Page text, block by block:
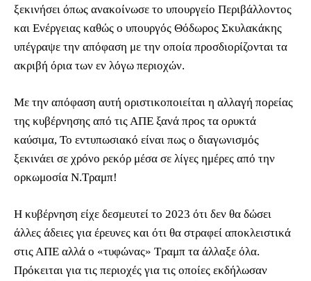
ξεκινήσει όπως ανακοίνωσε το υπουργείο Περιβάλλοντος
και Ενέργειας καθώς ο υπουργός Θόδωρος Σκυλακάκης
υπέγραψε την απόφαση με την οποία προσδιορίζονται τα
ακριβή όρια των εν λόγω περιοχών.
Mε την απόφαση αυτή οριστικοποιείται η αλλαγή πορείας
της κυβέρνησης από τις ΑΠΕ ξανά προς τα ορυκτά
καύσιμα, Το εντυπωσιακό είναι πως ο διαγωνισμός
ξεκινάει σε χρόνο ρεκόρ μέσα σε λίγες ημέρες από την
ορκωμοσία Ν.Τραμπ!
Η κυβέρνηση είχε δεσμευτεί το 2023 ότι δεν θα δώσει
άλλες άδειες για έρευνες και ότι θα στραφεί αποκλειστικά
στις ΑΠΕ αλλά ο «τυφώνας» Τραμπ τα άλλαξε όλα.
Πρόκειται για τις περιοχές για τις οποίες εκδήλωσαν